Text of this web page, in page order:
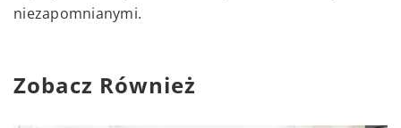
niezapomnianymi.
Zobacz Również